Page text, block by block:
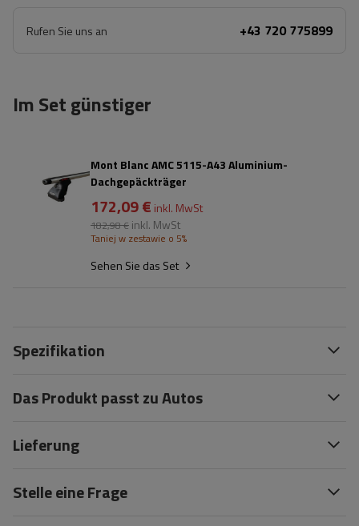
Rufen Sie uns an +43 720 775899
Im Set günstiger
Mont Blanc AMC 5115-A43 Aluminium-
Dachgepäckträger
172,09 € inkl. MwSt
182,98 € inkl. MwSt
Taniej w zestawie o 5%
Sehen Sie das Set
Spezifikation
Das Produkt passt zu Autos
Lieferung
Stelle eine Frage